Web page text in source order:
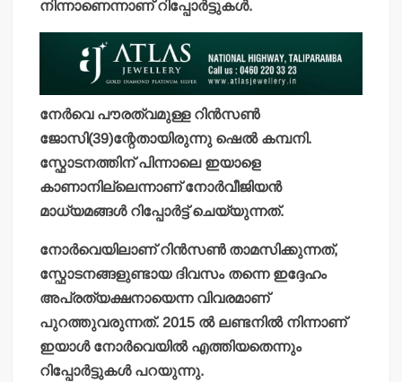
നിന്നാണെന്നാണ് റിപ്പോര്‍ട്ടുകള്‍.
നേര്‍വെ പൗരത്വമുള്ള റിന്‍സണ്‍
ജോസി(39)ന്റേതായിരുന്നു ഷെല്‍ കമ്പനി.
സ്ഫോടനത്തിന് പിന്നാലെ ഇയാളെ
കാണാനില്ലെന്നാണ് നോര്‍വീജിയന്‍
മാധ്യമങ്ങള്‍ റിപ്പോര്‍ട്ട് ചെയ്യുന്നത്.
നോര്‍വെയിലാണ് റിന്‍സണ്‍ താമസിക്കുന്നത്,
സ്ഫോടനങ്ങളുണ്ടായ ദിവസം തന്നെ ഇദ്ദേഹം
അപ്രത്യക്ഷനായെന്ന വിവരമാണ്
പുറത്തുവരുന്നത്. 2015 ല്‍ ലണ്ടനില്‍ നിന്നാണ്
ഇയാള്‍ നോര്‍വെയില്‍ എത്തിയതെന്നും
റിപ്പോര്‍ട്ടുകള്‍ പറയുന്നു.